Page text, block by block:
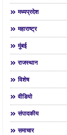
मध्यप्रदेश
महाराष्ट्र
मुंबई
राजस्थान
विशेष
वीडियो
संपादकीय
समाचार